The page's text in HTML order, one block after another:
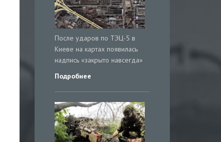
После ударов по ТЭЦ-5 в
Киеве на картах появилась
надпись «закрыто навсегда»
Подробнее